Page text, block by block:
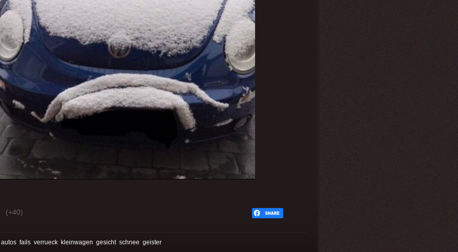
(+40)
autos fails verrueck kleinwagen gesicht schnee geister